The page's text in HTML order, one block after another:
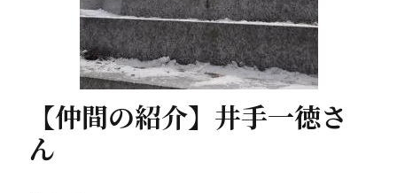
【仲間の紹介】井手一徳さ
ん